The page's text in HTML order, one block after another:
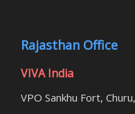
Rajasthan Office
VIVA India
VPO Sankhu Fort,